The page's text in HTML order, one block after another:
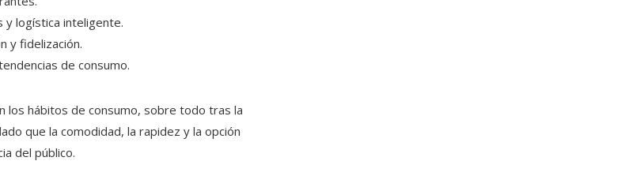
logística inteligente.
y fidelización.
de consumo.
los hábitos de consumo, sobre todo tras la
que la comodidad, la rapidez y la opción
del público.